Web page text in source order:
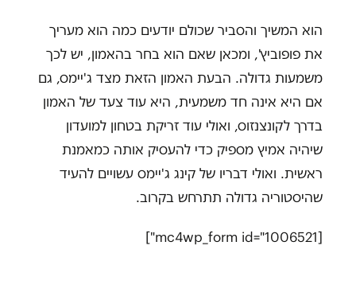
הוא המשיך והסביר שכולם יודעים כמה הוא מעריך
את פופוביץ', ומכאן שאם הוא בחר בהאמון, יש לכך
משמעות גדולה. הבעת האמון הזאת מצד ג'יימס, גם
אם היא אינה חד משמעית, היא עוד צעד של האמון
בדרך לקונצנזוס, ואולי עוד זריקת בטחון למועדון
שיהיה אמיץ מספיק כדי להעסיק אותה כמאמנת
ראשית. ואולי דבריו של קינג ג'יימס עשויים להעיד
שהיסטוריה גדולה תתרחש בקרוב.
[mc4wp_form id="1006521"]